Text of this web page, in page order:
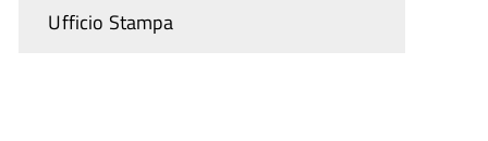
Ufficio Stampa